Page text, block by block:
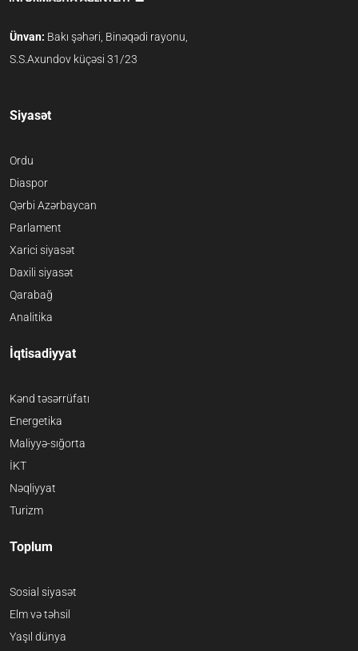
Ünvan: Bakı şəhəri, Binəqədi rayonu,
S.S.Axundov küçəsi 31/23
Siyasət
Ordu
Diaspor
Qərbi Azərbaycan
Parlament
Xarici siyasət
Daxili siyasət
Qarabağ
Analitika
İqtisadiyyat
Kənd təsərrüfatı
Energetika
Maliyyə-sığorta
İKT
Nəqliyyat
Turizm
Toplum
Sosial siyasət
Elm və təhsil
Yaşıl dünya